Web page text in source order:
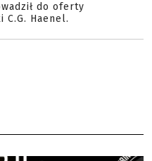
do oferty
Haenel.